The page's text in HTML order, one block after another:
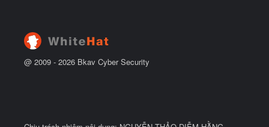
@ 2009 - 2026 Bkav Cyber Security